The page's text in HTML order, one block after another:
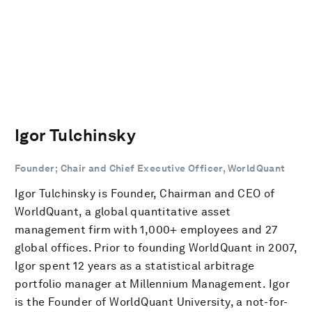
Igor Tulchinsky
Founder; Chair and Chief Executive Officer, WorldQuant
Igor Tulchinsky is Founder, Chairman and CEO of
WorldQuant, a global quantitative asset
management firm with 1,000+ employees and 27
global offices. Prior to founding WorldQuant in 2007,
Igor spent 12 years as a statistical arbitrage
portfolio manager at Millennium Management. Igor
is the Founder of WorldQuant University, a not-for-